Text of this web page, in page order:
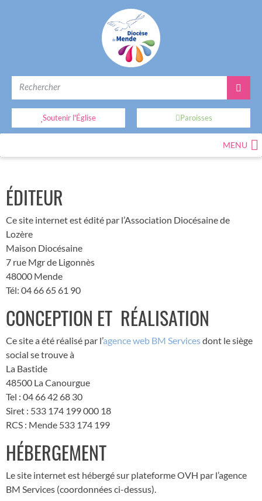
Soutenir l'Église Paroisses
MENU
ÉDITEUR
Ce site internet est édité par l’Association Diocésaine de
Lozère
Maison Diocésaine
7 rue Mgr de Ligonnès
48000 Mende
Tél: 04 66 65 61 90
CONCEPTION ET RÉALISATION
Ce site a été réalisé par l’agence web BM Servicesdont le siège
social se trouve à
La Bastide
48500 La Canourgue
Tel : 04 66 42 68 30
Siret : 533 174 199 000 18
RCS : Mende 533 174 199
HÉBERGEMENT
Le site internet est hébergé sur plateforme OVH par l’agence
BM Services (coordonnées ci-dessus).